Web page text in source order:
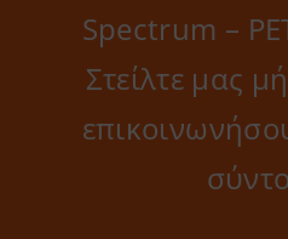
Spectrum –
Στείλτε μας